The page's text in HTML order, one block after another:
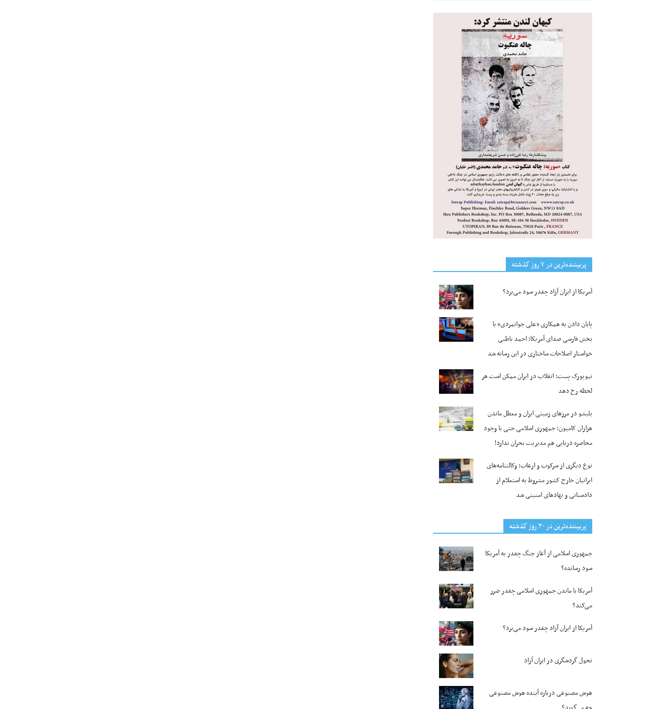
پربیننده‌ترین‌ در ۷ روز گذشته
آمریکا از ایران آزاد چقدر سود می‌برد؟
پایان دادن به همکاری «علی جوانمردی» با
بخش فارسی صدای آمریکا؛ احمد باطبی
خواستار اصلاحات ساختاری در این رسانه شد
نیویورک پست: انقلاب در ایران ممکن است هر
لحظه رخ دهد
بلبشو در مرزهای زمینی ایران و معطل ماندن
هزاران کامیون؛ جمهوری اسلامی حتی با وجود
محاصره دریایی هم مدیریت بحران ندارد!
نوع دیگری از سرکوب و ارعاب؛ وکالتنامه‌های
ایرانیان خارج کشور مشروط به استعلام از
دادستانی و نهادهای امنیتی شد
پربیننده‌ترین‌ در ۳۰ روز گذشته
جمهوری اسلامی از آغاز جنگ چقدر به آمریکا
سود رسانده؟
آمریکا با ماندن جمهوری اسلامی چقدر ضرر
می‌کند؟
آمریکا از ایران آزاد چقدر سود می‌برد؟
تحول گردشگری در ایران آزاد
هوش مصنوعی درباره آینده هوش مصنوعی